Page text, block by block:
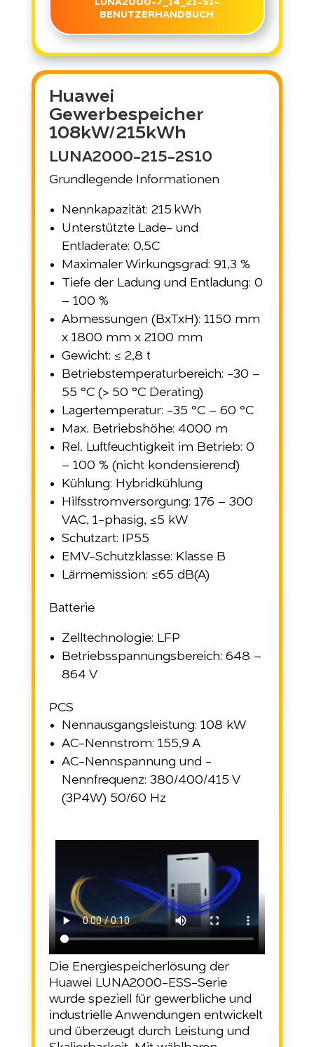
LUNA2000-7_14_21-S1-
BENUTZERHANDBUCH
Huawei
Gewerbespeicher
108kW/215kWh
LUNA2000-215-2S10
Grundlegende Informationen
Nennkapazität: 215 kWh
Unterstützte Lade- und
Entladerate: 0,5C
Maximaler Wirkungsgrad: 91,3 %
Tiefe der Ladung und Entladung: 0
– 100 %
Abmessungen (BxTxH): 1150 mm
x 1800 mm x 2100 mm
Gewicht: ≤ 2,8 t
Betriebstemperaturbereich: -30 –
55 °C (> 50 °C Derating)
Lagertemperatur: -35 °C – 60 °C
Max. Betriebshöhe: 4000 m
Rel. Luftfeuchtigkeit im Betrieb: 0
– 100 % (nicht kondensierend)
Kühlung: Hybridkühlung
Hilfsstromversorgung: 176 – 300
VAC, 1-phasig, ≤5 kW
Schutzart: IP55
EMV-Schutzklasse: Klasse B
Lärmemission: ≤65 dB(A)
Batterie
Zelltechnologie: LFP
Betriebsspannungsbereich: 648 –
864 V
PCS
Nennausgangsleistung: 108 kW
AC-Nennstrom: 155,9 A
AC-Nennspannung und -
Nennfrequenz: 380/400/415 V
(3P4W) 50/60 Hz
Die Energiespeicherlösung der
Huawei LUNA2000-ESS-Serie
wurde speziell für gewerbliche und
industrielle Anwendungen entwickelt
und überzeugt durch Leistung und